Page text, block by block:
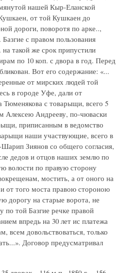
нашей Кыр-Еланской
от той Кушкаен до
дороги, поворотя по арке..,
с правом пользования
такой же срок припустили
по 10 коп. с двора в год. Перед
Вот его содержание: «...
от мирских людей той
в городе Уфе, дали от
с товарыщи, всего 5
Алексею Андрееву, по-чюваски
приписанным в ведомство
наши участвующие, всего в
Зиянов со общего согласия,
дедов и отцов наших землю по
волости по правую сторону
мостить, а от оного на
от того моста правою стороною
дорогу на старые ворота, не
по той Базгие речке правой
впредь на 30 лет ис платежа
довольствоваться, только
Договор предусматривал